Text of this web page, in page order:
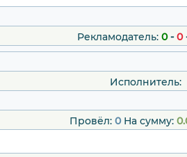
Рекламодатель: 0-0
Исполнитель:
Провёл: 0На сумму: